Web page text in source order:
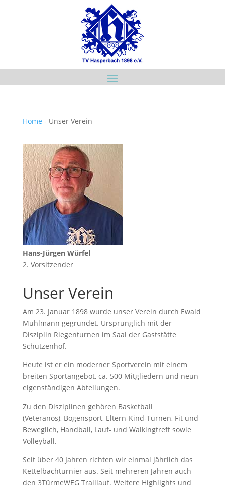
Home - Unser Verein
Hans-Jürgen Würfel
2. Vorsitzender
Unser Verein
Am 23. Januar 1898 wurde unser Verein durch Ewald
Muhlmann gegründet. Ursprünglich mit der
Disziplin Riegenturnen im Saal der Gaststätte
Schützenhof.
Heute ist er ein moderner Sportverein mit einem
breiten Sportangebot, ca. 500 Mitgliedern und neun
eigenständigen Abteilungen.
Zu den Disziplinen gehören Basketball
(Veteranos), Bogensport, Eltern-Kind-Turnen,Fit und
Beweglich, Handball, Lauf- und Walkingtreff sowie
Volleyball.
Seit über 40 Jahren richten wir einmal jährlich das
Kettelbachturnier aus. Seit mehreren Jahren auch
den 3TürmeWEG Traillauf. Weitere Highlights und